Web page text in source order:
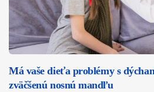
Má vaše dieťa problémy s
zväčšenú nosnú mandľu